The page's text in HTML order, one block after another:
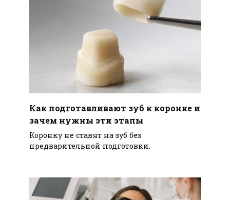
Как подготавливают зуб к коронке и
зачем нужны эти этапы
Коронку не ставят на зуб без
предварительной подготовки.